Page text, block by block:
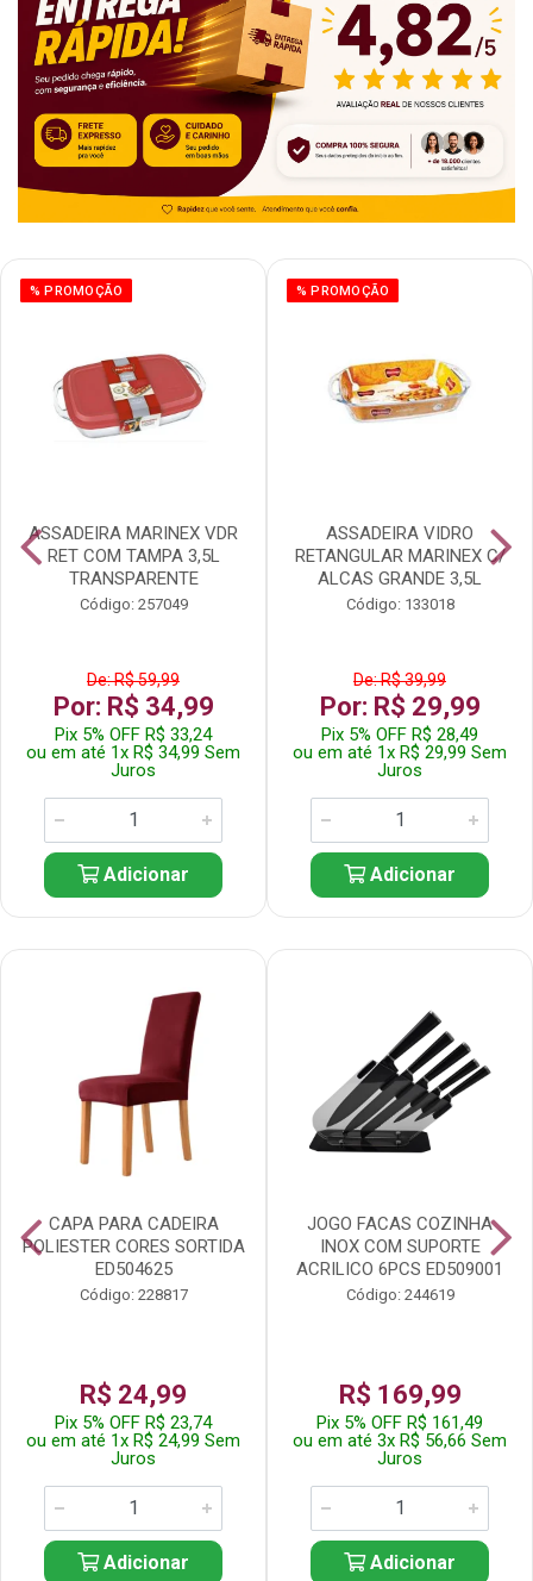
% PROMOÇÃO
ASSADEIRA MARINEX VDR
RET COM TAMPA 3,5L
TRANSPARENTE
Código: 257049
De: R$ 59,99
Por: R$ 34,99
Pix 5% OFF R$ 33,24
ou em até 1x R$ 34,99 Sem
Juros
Adicionar
% PROMOÇÃO
ASSADEIRA VIDRO
RETANGULAR MARINEX C/
ALCAS GRANDE 3,5L
Código: 133018
De: R$ 39,99
Por: R$ 29,99
Pix 5% OFF R$ 28,49
ou em até 1x R$ 29,99 Sem
Juros
Adicionar
CAPA PARA CADEIRA
POLIESTER CORES SORTIDA
ED504625
Código: 228817
R$ 24,99
Pix 5% OFF R$ 23,74
ou em até 1x R$ 24,99 Sem
Juros
Adicionar
JOGO FACAS COZINHA
INOX COM SUPORTE
ACRILICO 6PCS ED509001
Código: 244619
R$ 169,99
Pix 5% OFF R$ 161,49
ou em até 3x R$ 56,66 Sem
Juros
Adicionar